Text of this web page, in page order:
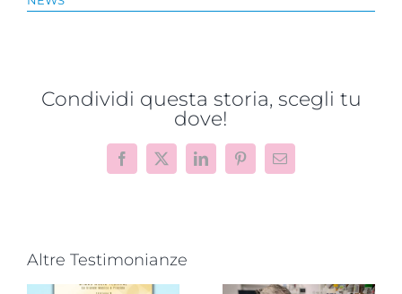
Condividi questa storia, scegli tu
dove!
Facebook
X LinkedInPinterestEmail
Altre Testimonianze